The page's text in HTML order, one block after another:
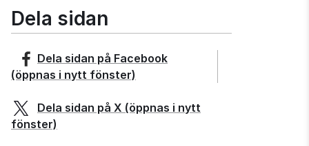
Dela sidan
Dela sidan på Facebook
(öppnas i nytt fönster)
Dela sidan på X (öppnas i nytt
fönster)